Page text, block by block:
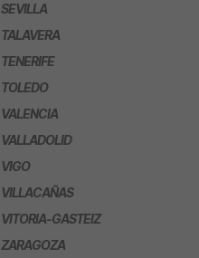
SEVILLA
TALAVERA
TENERIFE
TOLEDO
VALENCIA
VALLADOLID
VIGO
VILLACAÑAS
VITORIA-GASTEIZ
ZARAGOZA